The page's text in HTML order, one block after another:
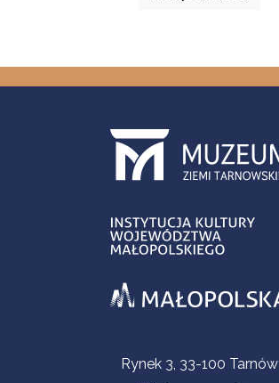
Informacje kontaktoweRynek 3, 33-100 Tarnów